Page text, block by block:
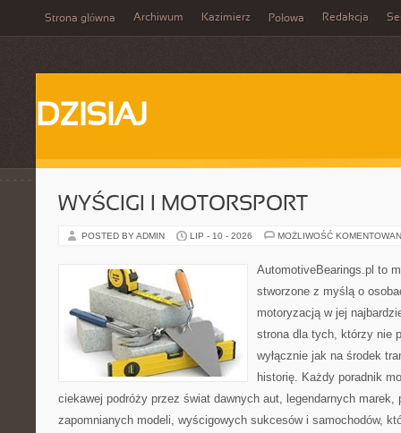
Strona główna Archiwum Kazimierz Połowa Redakcja
DZISIAJ
WYŚCIGI I MOTORSPORT
POSTED BY ADMIN LIP - 10 - 2026 MOŻLIWOŚĆ
AutomotiveBearings.pl to
stworzone z myślą o
motoryzacją w jej
strona dla tych, którzy nie
wyłącznie jak na środek
historię. Każdy poradnik
ciekawej podróży przez świat dawnych aut, legendarnych marek,
zapomnianych modeli, wyścigowych sukcesów i samochodów,